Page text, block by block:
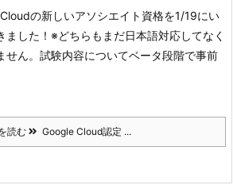
の新しいアソシエイト資格を1/19にい
ました！ ※どちらもまだ日本語対応してなく
ん。 試験内容についてベータ段階で事前
読む Google Cloud認定 ...